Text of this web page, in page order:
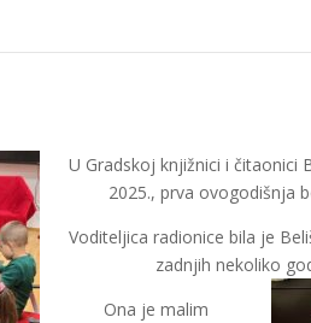
U Gradskoj knjižnici i čitaonici
2025., prva ovogodišnja
Voditeljica radionice bila je
zadnjih nekoliko
Ona je malim